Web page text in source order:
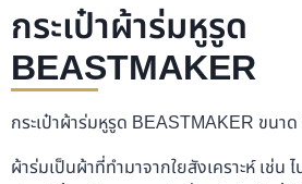
กระเป๋าผ้าร่มหูรูด
BEASTMAKER
กระเป๋าผ้าร่มหูรูด BEASTMAKER ขนา
ผ้าร่มเป็นผ้าที่ทำมาจากใยสังเคราะห์ เช่น